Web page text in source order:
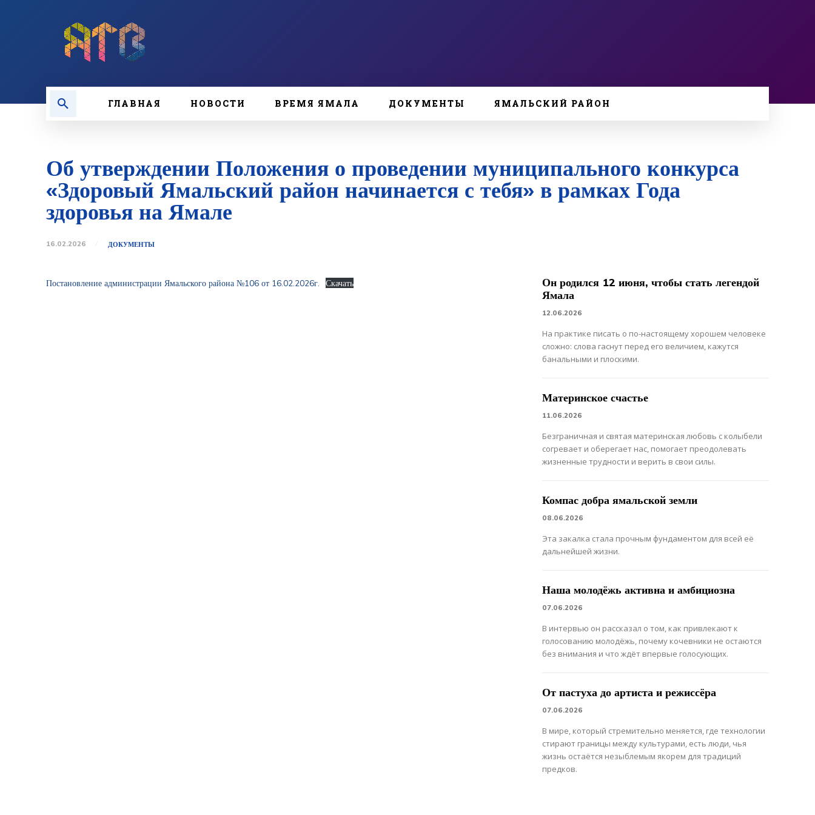
ГЛАВНАЯ НОВОСТИ ВРЕМЯ ЯМАЛА ДОКУМЕНТЫ ЯМАЛЬСКИЙ РАЙОН
Об утверждении Положения о проведении муниципального конкурса
«Здоровый Ямальский район начинается с тебя» в рамках Года
здоровья на Ямале
16.02.2026 ДОКУМЕНТЫ
Постановление администрации Ямальского района №106 от 16.02.2026г. Скачать
Он родился 12 июня, чтобы стать легендой
Ямала
12.06.2026
На практике писать о по-настоящему хорошем человеке
сложно: слова гаснут перед его величием, кажутся
банальными и плоскими.
Материнское счастье
11.06.2026
Безграничная и святая материнская любовь с колыбели
согревает и оберегает нас, помогает преодолевать
жизненные трудности и верить в свои силы.
Компас добра ямальской земли
08.06.2026
Эта закалка стала прочным фундаментом для всей её
дальнейшей жизни.
Наша молодёжь активна и амбициозна
07.06.2026
В интервью он рассказал о том, как привлекают к
голосованию молодёжь, почему кочевники не остаются
без внимания и что ждёт впервые голосующих.
От пастуха до артиста и режиссёра
07.06.2026
В мире, который стремительно меняется, где технологии
стирают границы между культурами, есть люди, чья
жизнь остаётся незыблемым якорем для традиций
предков.